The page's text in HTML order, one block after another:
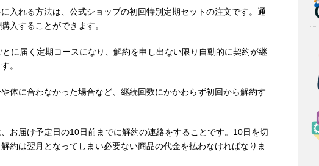
入れる方法は、公式ショップの初回特別定期セットの注文です。通
入することができます。
に届く定期コースになり、解約を申し出ない限り自動的に契約が継
。
体に合わなかった場合など、継続回数にかかわらず初回から解約す
お届け予定日の10日前までに解約の連絡をすることです。10日を切
約は翌月となってしまい必要ない商品の代金を払わなければなりま